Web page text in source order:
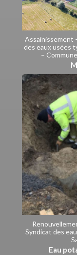
Assainissement
des eaux usées
–
Syndicat des
Eau